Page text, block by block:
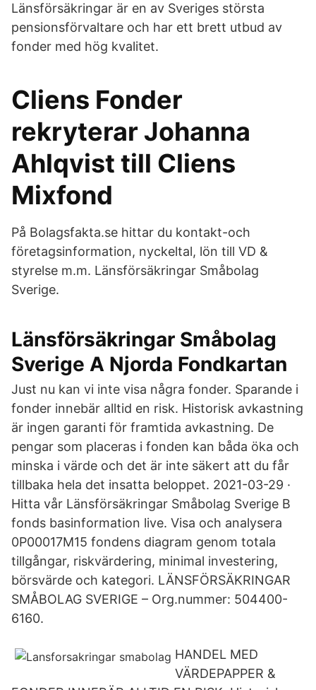
Länsförsäkringar är en av Sveriges största
pensionsförvaltare och har ett brett utbud av
fonder med hög kvalitet.
Cliens Fonder
rekryterar Johanna
Ahlqvist till Cliens
Mixfond
På Bolagsfakta.se hittar du kontakt-och
företagsinformation, nyckeltal, lön till VD &
styrelse m.m. Länsförsäkringar Småbolag
Sverige.
Länsförsäkringar Småbolag
Sverige A Njorda Fondkartan
Just nu kan vi inte visa några fonder. Sparande i
fonder innebär alltid en risk. Historisk avkastning
är ingen garanti för framtida avkastning. De
pengar som placeras i fonden kan båda öka och
minska i värde och det är inte säkert att du får
tillbaka hela det insatta beloppet. 2021-03-29 ·
Hitta vår Länsförsäkringar Småbolag Sverige B
fonds basinformation live. Visa och analysera
0P00017M15 fondens diagram genom totala
tillgångar, riskvärdering, minimal investering,
börsvärde och kategori. LÄNSFÖRSÄKRINGAR
SMÅBOLAG SVERIGE – Org.nummer: 504400-
6160.
HANDEL MED
VÄRDEPAPPER &